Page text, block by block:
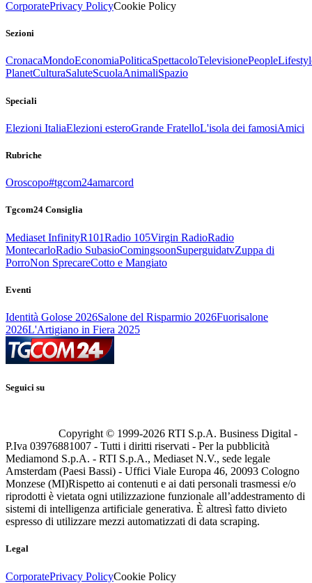
CorporatePrivacy PolicyCookie Policy
Sezioni
CronacaMondoEconomiaPoliticaSpettacoloTelevisionePeople
PlanetCulturaSaluteScuolaAnimaliSpazio
Speciali
Elezioni ItaliaElezioni esteroGrande FratelloL'isola dei famosiAmici
Rubriche
Oroscopo#tgcom24amarcord
Tgcom24 Consiglia
Mediaset InfinityR101Radio 105Virgin RadioRadio
MontecarloRadio SubasioComingsoonSuperguidatvZuppa di
PorroNon SprecareCotto e Mangiato
Eventi
Identità Golose 2026Salone del Risparmio 2026Fuorisalone
2026L'Artigiano in Fiera 2025
Seguici su
Copyright © 1999-2026 RTI S.p.A. Business Digital -
P.Iva 03976881007 - Tutti i diritti riservati - Per la pubblicità
Mediamond S.p.A. - RTI S.p.A., Mediaset N.V., sede legale
Amsterdam (Paesi Bassi) - Uffici Viale Europa 46, 20093 Cologno
Monzese (MI)Rispetto ai contenuti e ai dati personali trasmessi e/o
riprodotti è vietata ogni utilizzazione funzionale all’addestramento di
sistemi di intelligenza artificiale generativa. È altresì fatto divieto
espresso di utilizzare mezzi automatizzati di data scraping.
Legal
CorporatePrivacy PolicyCookie Policy